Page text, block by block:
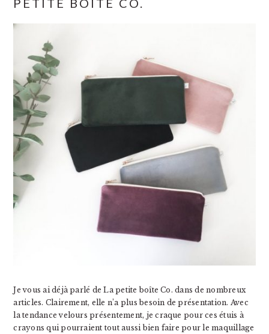
PETITE BOÎTE CO.
Je vous ai déjà parlé de La petite boîte Co. dans de nombreux
articles. Clairement, elle n’a plus besoin de présentation. Avec
la tendance velours présentement, je craque pour ces étuis à
crayons qui pourraient tout aussi bien faire pour le maquillage